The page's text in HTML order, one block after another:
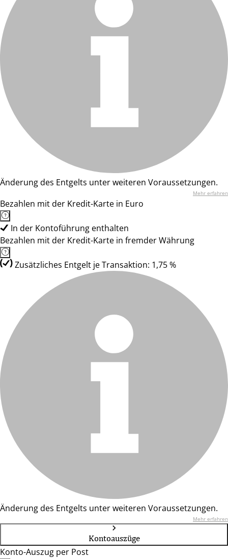
Änderung des Entgelts unter weiteren Voraussetzungen.
Mehr erfahren
Bezahlen mit der Kredit-Karte in Euro
In der Kontoführung enthalten
Bezahlen mit der Kredit-Karte in fremder Währung
Zusätzliches Entgelt je Transaktion: 1,75 %
Änderung des Entgelts unter weiteren Voraussetzungen.
Mehr erfahren
Kontoauszüge
Konto-Auszug per Post